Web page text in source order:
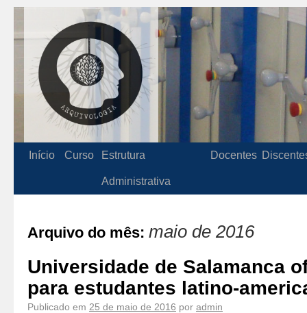
Início Curso Estrutura
Administrativa
Docentes
Arquivo do mês: maio de 2016
Universidade de Salamanca
para estudantes latino-
Publicado em 25 de maio de 2016 por admin